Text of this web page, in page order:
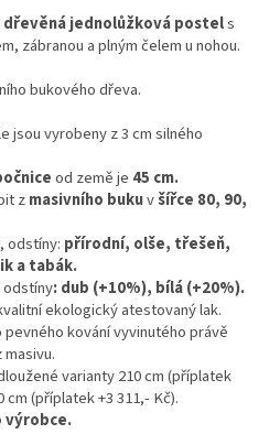
dřevěná jednolůžková postels
zábranou a plným čelem u nohou.
bukového dřeva.
jsou vyrobeny z 3 cm silného
od země je 45 cm.
zmasivního bukuvšířce 80, 90,
odstíny: přírodní, olše, třešeň,
a tabák.
odstíny: dub (+10%), bílá (+20%).
ekologický atestovaný lak.
kování vyvinutého právě
varianty 210 cm (příplatek
cm (příplatek +3 311,- Kč).
výrobce.